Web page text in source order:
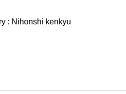
: Nihonshi kenkyu